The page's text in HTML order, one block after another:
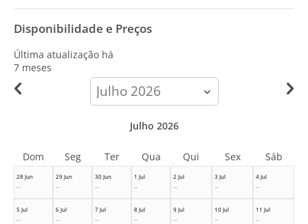
Disponibilidade e Preços
Última atualização há
7 meses
calendar-
month
28 Jun
--
29 Jun
--
30 Jun
--
1 Jul
--
2 Jul
--
3 Jul
--
4 Jul
--
5 Jul
--
6 Jul
--
7 Jul
--
8 Jul
--
9 Jul
--
10 Jul
--
11 Jul
--
Julho 2026
Dom Seg Ter Qua Qui Sex Sáb